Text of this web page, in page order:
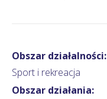
Obszar działalności:
Sport i rekreacja
Obszar działania: